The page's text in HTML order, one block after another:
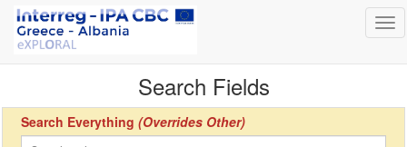
Search Fields
Search Everything (Overrides Other)